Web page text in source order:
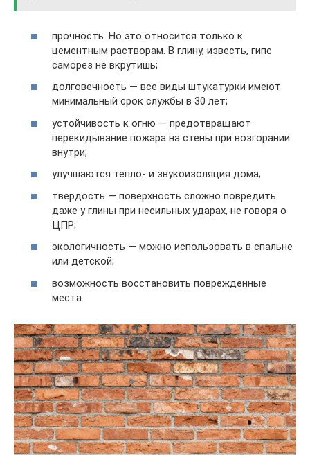
прочность. Но это относится только к
цементным растворам. В глину, известь, гипс
саморез не вкрутишь;
долговечность — все виды штукатурки имеют
минимальный срок службы в 30 лет;
устойчивость к огню — предотвращают
перекидывание пожара на стены при возгорании
внутри;
улучшаются тепло- и звукоизоляция дома;
твердость — поверхность сложно повредить
даже у глины при несильных ударах, не говоря о
ЦПР;
экологичность — можно использовать в спальне
или детской;
возможность восстановить поврежденные
места.